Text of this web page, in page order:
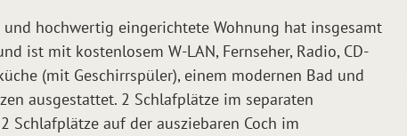
hochwertig eingerichtete Wohnung hat insgesamt
ist mit kostenlosem W-LAN, Fernseher, Radio, CD-
(mit Geschirrspüler), einem modernen Bad und
ausgestattet. 2 Schlafplätze im separaten
Schlafplätze auf der ausziebaren Coch im